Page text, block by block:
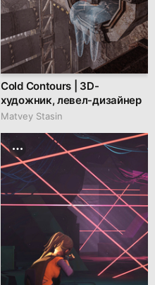
Cold Contours | 3D-
художник, левел-дизайнер
Matvey Stasin